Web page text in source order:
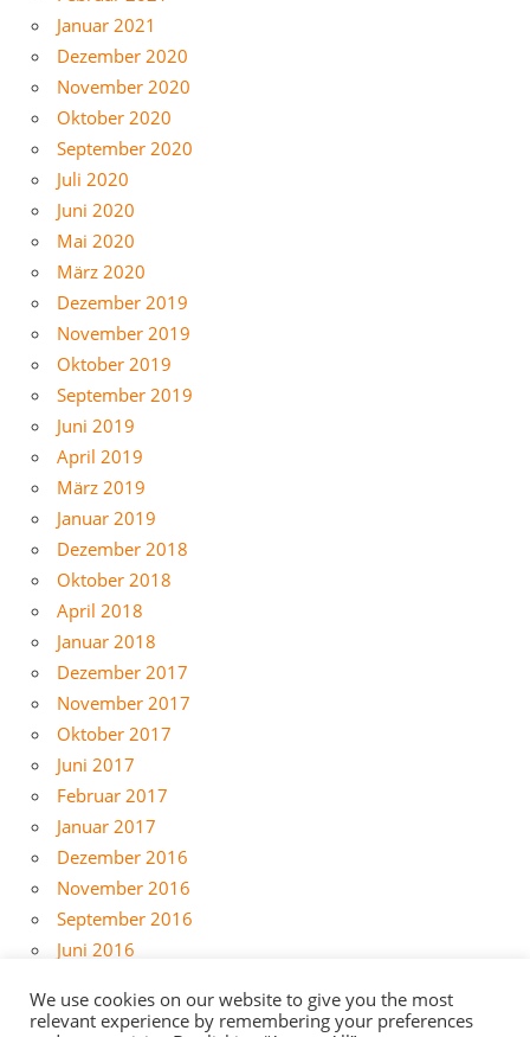
Januar 2021
Dezember 2020
November 2020
Oktober 2020
September 2020
Juli 2020
Juni 2020
Mai 2020
März 2020
Dezember 2019
November 2019
Oktober 2019
September 2019
Juni 2019
April 2019
März 2019
Januar 2019
Dezember 2018
Oktober 2018
April 2018
Januar 2018
Dezember 2017
November 2017
Oktober 2017
Juni 2017
Februar 2017
Januar 2017
Dezember 2016
November 2016
September 2016
Juni 2016
April 2016
We use cookies on our website to give you the most
relevant experience by remembering your preferences